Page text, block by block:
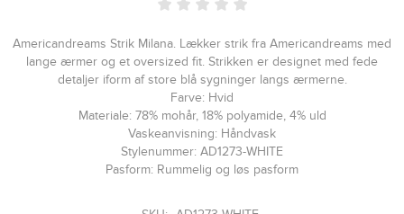
Americandreams Strik Milana. Lækker strik fra Americandreams med
lange ærmer og et oversized fit. Strikken er designet med fede
detaljer iform af store blå sygninger langs ærmerne.
Farve: Hvid
Materiale: 78% mohår, 18% polyamide, 4% uld
Vaskeanvisning: Håndvask
Stylenummer: AD1273-WHITE
Pasform: Rummelig og løs pasform